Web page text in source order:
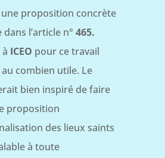
proposition concrète
l’article n° 465.
ICEO pour ce travail
combien utile. Le
bien inspiré de faire
proposition
des lieux saints
à toute